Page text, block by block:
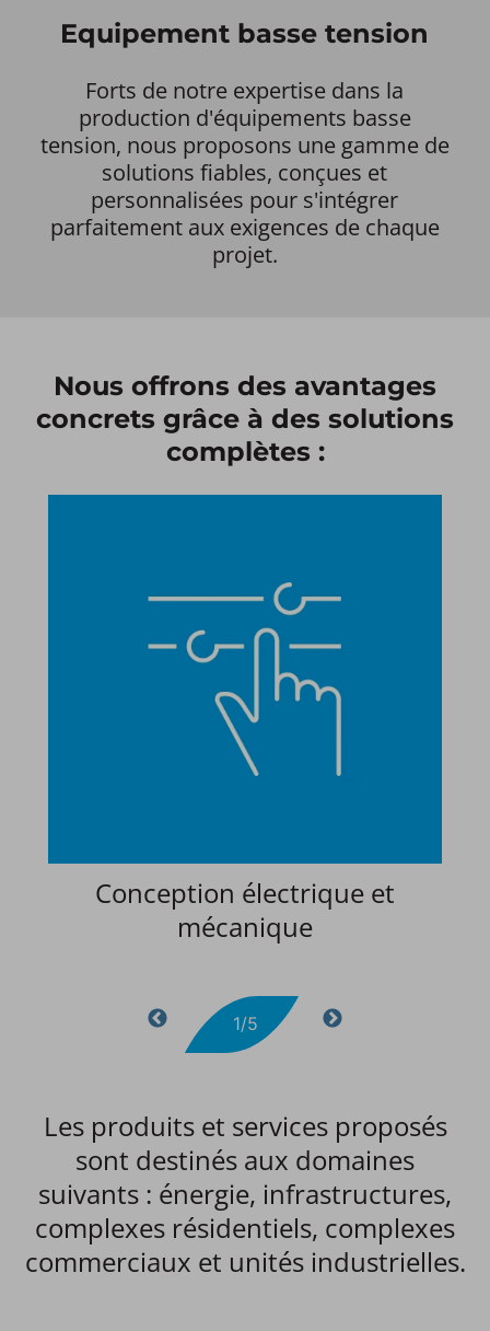
Equipement basse tension
Forts de notre expertise dans la
production d'équipements basse
tension, nous proposons une gamme de
solutions fiables, conçues et
personnalisées pour s'intégrer
parfaitement aux exigences de chaque
projet.
Nous offrons des avantages
concrets grâce à des solutions
complètes :​
Conception électrique et
mécanique
1/5
Les produits et services proposés
sont destinés aux domaines
suivants : énergie, infrastructures,
complexes résidentiels, complexes
commerciaux et unités industrielles.